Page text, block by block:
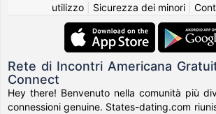
utilizzo| Sicurezza dei minori|
Rete di Incontri Americana
Connect
Hey there! Benvenuto nella comunità più
connessioni genuine. States-dating.com